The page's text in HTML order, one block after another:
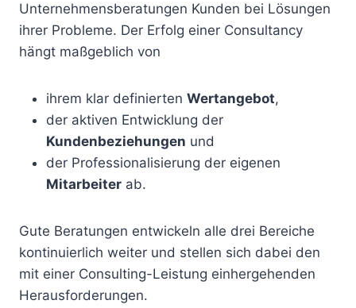
Unternehmensberatungen Kunden bei Lösungen
ihrer Probleme. Der Erfolg einer Consultancy
hängt maßgeblich von
ihrem klar definierten Wertangebot,
der aktiven Entwicklung der
Kundenbeziehungen und
der Professionalisierung der eigenen
Mitarbeiter ab.
Gute Beratungen entwickeln alle drei Bereiche
kontinuierlich weiter und stellen sich dabei den
mit einer Consulting-Leistung einhergehenden
Herausforderungen.